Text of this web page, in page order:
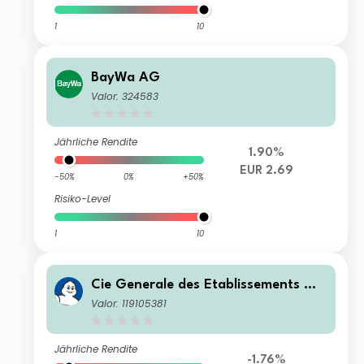
1 10
BayWa AG
Valor: 324583
Jährliche Rendite
-50% 0% +50%
Risiko-Level
1 10
1.90%
EUR 2.69
Cie Generale des Etablissements Mic
helin SA
Valor: 119105381
Jährliche Rendite
-1.76%